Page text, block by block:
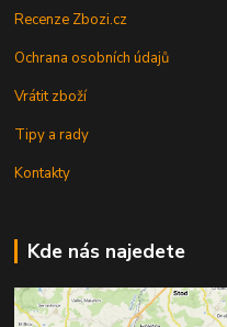
Recenze Zbozi.cz
Ochrana osobních údajů
Vrátit zboží
Tipy a rady
Kontakty
Kde nás najedete